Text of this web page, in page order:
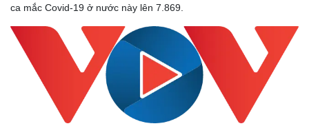
Pháp luật
Tin nóng
Tư vấn luật
Quân sự - Quốc phòng
Vũ khí
Việt Nam
Phân tích
ca mắc Covid-19 ở nước này lên 7.869.